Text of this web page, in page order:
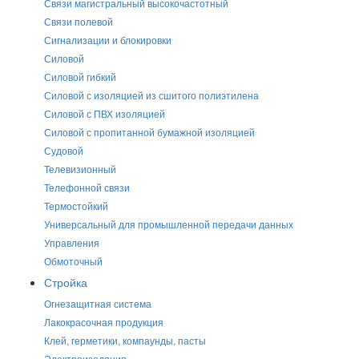
Связи магистральный высокочастотный
Связи полевой
Сигнализации и блокировки
Силовой
Силовой гибкий
Силовой с изоляцией из сшитого полиэтилена
Силовой с ПВХ изоляцией
Силовой с пропитанной бумажной изоляцией
Судовой
Телевизионный
Телефонной связи
Термостойкий
Универсальный для промышленной передачи данных
Управления
Обмоточный
Стройка
Огнезащитная система
Лакокрасочная продукция
Клей, герметики, компаунды, пасты